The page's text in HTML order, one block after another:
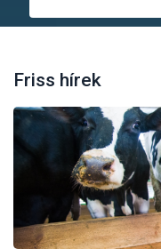
Friss hírek